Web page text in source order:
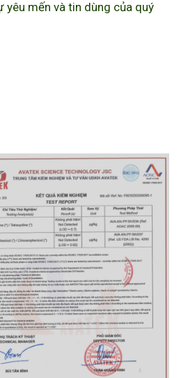
mến và tin dùng của quý